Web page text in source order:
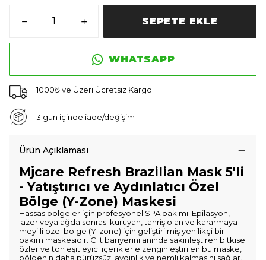
SEPETE EKLE
WHATSAPP
1000₺ ve Üzeri Ücretsiz Kargo
3 gün içinde iade/değişim
Ürün Açıklaması
Mjcare Refresh Brazilian Mask 5'li
- Yatıştırıcı ve Aydınlatıcı Özel
Bölge (Y-Zone) Maskesi
Hassas bölgeler için profesyonel SPA bakımı: Epilasyon,
lazer veya ağda sonrası kuruyan, tahriş olan ve kararmaya
meyilli özel bölge (Y-zone) için geliştirilmiş yenilikçi bir
bakım maskesidir. Cilt bariyerini anında sakinleştiren bitkisel
özler ve ton eşitleyici içeriklerle zenginleştirilen bu maske,
bölgenin daha pürüzsüz, aydınlık ve nemli kalmasını sağlar.